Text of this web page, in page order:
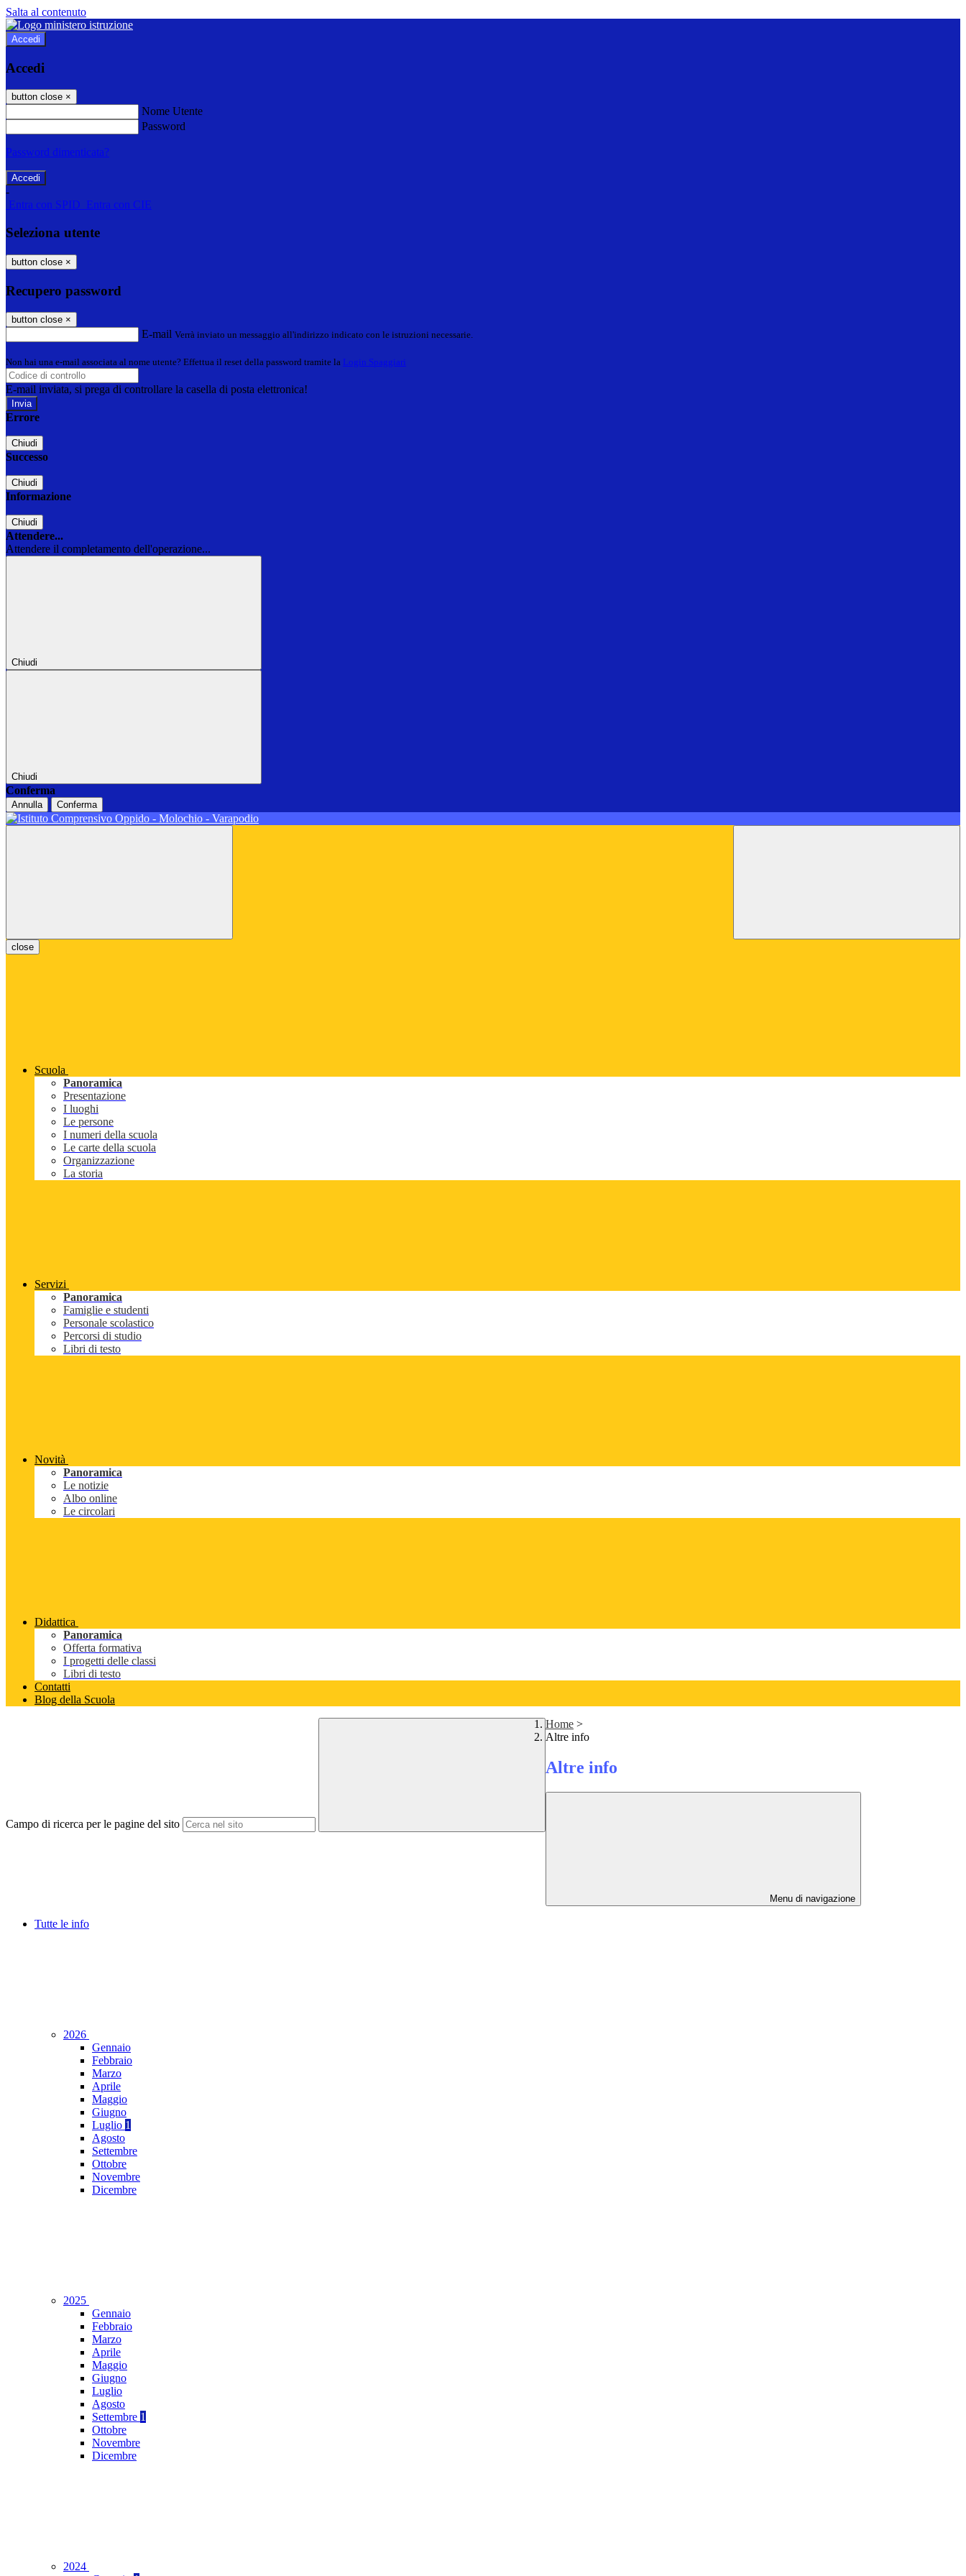
Salta al contenuto
Accedi
Accedi
button close ×
Nome Utente
Password
Password dimenticata?
-
Entra con SPID Entra con CIE
Seleziona utente
button close ×
Recupero password
button close ×
E-mail Verrà inviato un messaggio all'indirizzo indicato con le istruzioni necessarie.
Non hai una e-mail associata al nome utente? Effettua il reset della password tramite la Login Spaggiari
E-mail inviata, si prega di controllare la casella di posta elettronica!
Errore
Chiudi
Successo
Chiudi
Informazione
Chiudi
Attendere...
Attendere il completamento dell'operazione...
Chiudi
Chiudi
Conferma
Annulla Conferma
close
Scuola
Panoramica
Presentazione
I luoghi
Le persone
I numeri della scuola
Le carte della scuola
Organizzazione
La storia
Servizi
Panoramica
Famiglie e studenti
Personale scolastico
Percorsi di studio
Libri di testo
Novità
Panoramica
Le notizie
Albo online
Le circolari
Didattica
Panoramica
Offerta formativa
I progetti delle classi
Libri di testo
Contatti
Blog della Scuola
Campo di ricerca per le pagine del sito
Home >
Altre info
Altre info
Menu di navigazione
Tutte le info
2026
Gennaio
Febbraio
Marzo
Aprile
Maggio
Giugno
Luglio 1
Agosto
Settembre
Ottobre
Novembre
Dicembre
2025
Gennaio
Febbraio
Marzo
Aprile
Maggio
Giugno
Luglio
Agosto
Settembre 1
Ottobre
Novembre
Dicembre
2024